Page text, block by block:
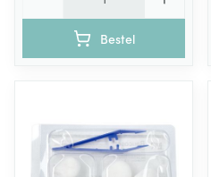
Bestel